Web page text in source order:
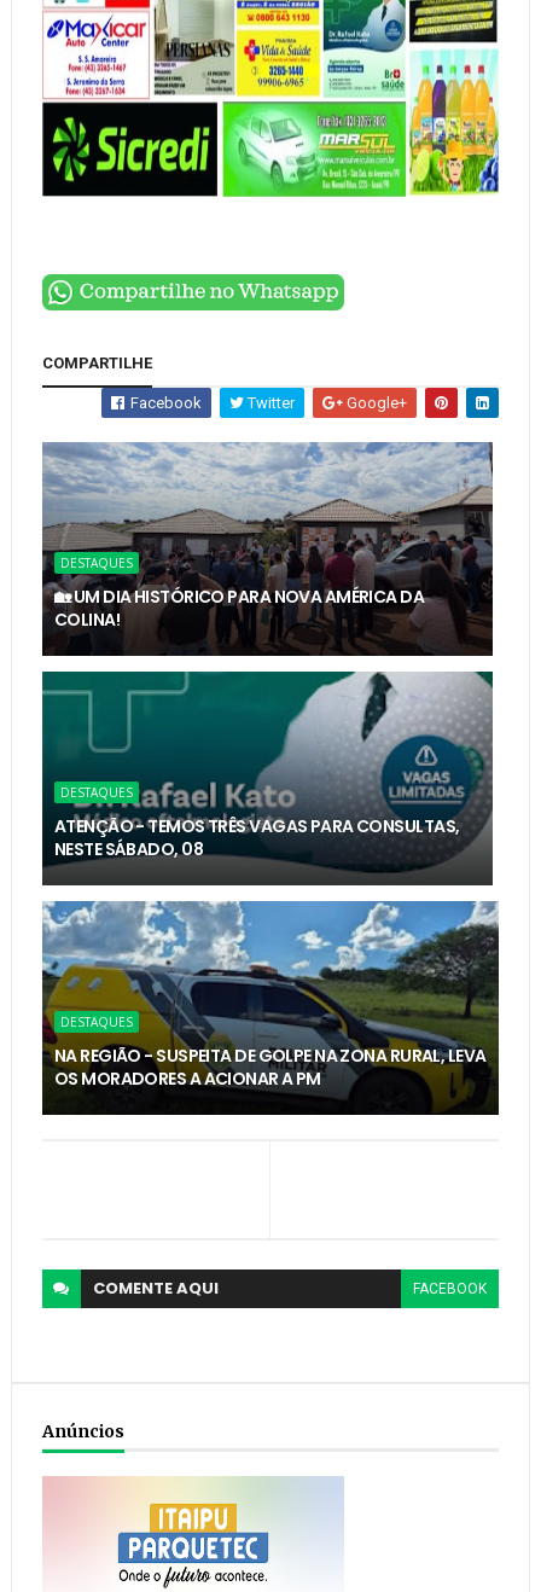
COMPARTILHE
Facebook Twitter Google+
DESTAQUES
🏡 UM DIA HISTÓRICO PARA NOVA AMÉRICA DA
COLINA!
DESTAQUES
ATENÇÃO - TEMOS TRÊS VAGAS PARA CONSULTAS,
NESTE SÁBADO, 08
DESTAQUES
NA REGIÃO - SUSPEITA DE GOLPE NA ZONA RURAL, LEVA
OS MORADORES A ACIONAR A PM
COMENTEAQUI FACEBOOK
Anúncios